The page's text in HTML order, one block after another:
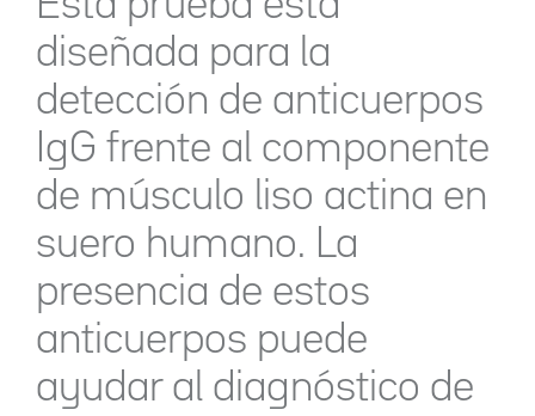
diseñada para la
detección de anticuerpos
IgG frente al componente
de músculo liso actina en
suero humano. La
presencia de estos
anticuerpos puede
ayudar al diagnóstico de